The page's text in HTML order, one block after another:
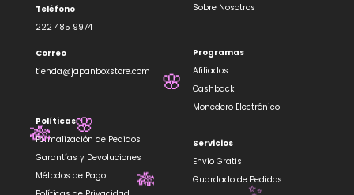
Teléfono
222 485 9974
Correo
tienda@japanboxstore.com
Políticas
Formalización de Pedidos
Garantías y Devoluciones
Métodos de Pago
Sobre Nosotros
Programas
Afiliados
Cashback
Monedero Electrónico
Servicios
Envío Gratis
Guardado de Pedidos
🌸
🎋
🎋 🌸